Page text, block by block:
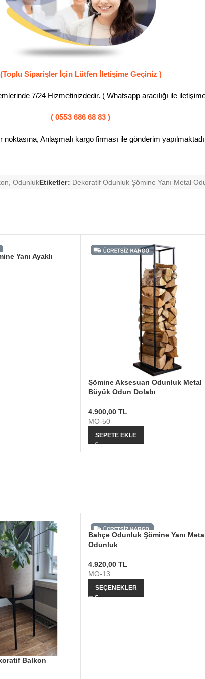
(Toplu Siparişler İçin Lütfen İletişime Geçiniz )
7/24 Hizmetinizdedir. ( Whatsapp aracılığı ile
( 0553 686 68 83 )
noktasına, Anlaşmalı kargo firması ile gönderim
OdunlukEtiketler: Dekoratif Odunluk Şömine Yanı Metal
Yanı Ayaklı
Şömine Aksesuarı Odunluk Metal
Büyük Odun Dolabı
4.900,00 TL
MO-50
SEPETE EKLE
Balkon
Bahçe Odunluk Şömine Yanı
Odunluk
4.920,00 TL
MO-13
SEÇENEKLER